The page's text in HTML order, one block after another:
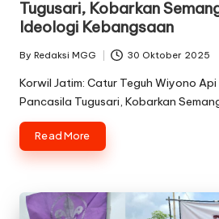
Tugusari, Kobarkan
Ideologi Kebangsaan
Posted
by
By Redaksi MGG 30 Oktober 2025
Korwil Jatim: Catur Teguh Wiyono
Pancasila Tugusari, Kobarkan
Read More